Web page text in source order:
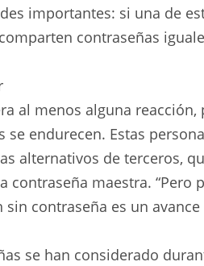
importantes: si una de
contraseñas
al menos alguna
se endurecen. Estas
alternativos de terceros,
contraseña maestra.
sin contraseña es un
se han considerado